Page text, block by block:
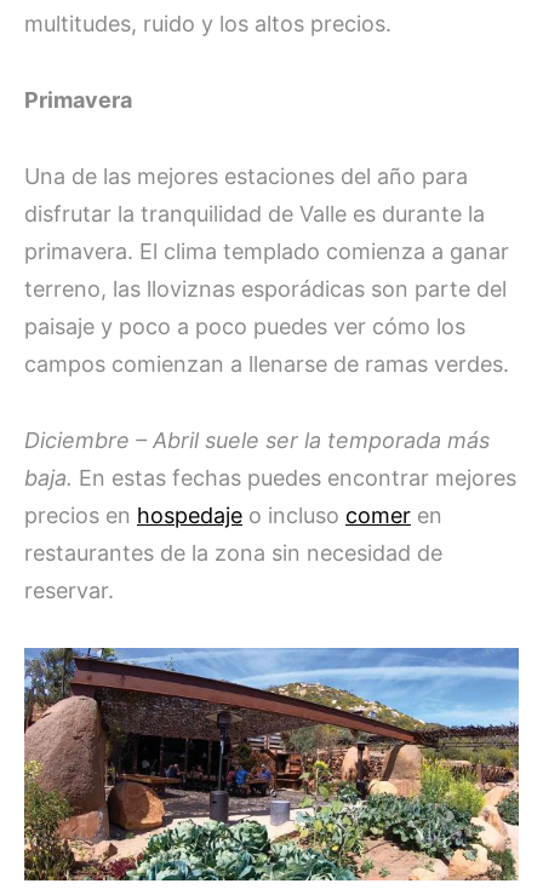
multitudes, ruido y los altos precios.
Primavera
Una de las mejores estaciones del año para
disfrutar la tranquilidad de Valle es durante la
primavera. El clima templado comienza a ganar
terreno, las lloviznas esporádicas son parte del
paisaje y poco a poco puedes ver cómo los
campos comienzan a llenarse de ramas verdes.
Diciembre – Abril suele ser la temporada más
baja. En estas fechas puedes encontrar mejores
precios en hospedaje o incluso comer en
restaurantes de la zona sin necesidad de
reservar.